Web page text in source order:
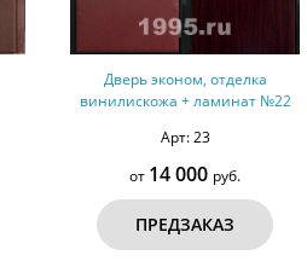
Дверь эконом, отделка
винилискожа + ламинат №22
Арт: 23
от 14 000 руб.
ПРЕДЗАКАЗ